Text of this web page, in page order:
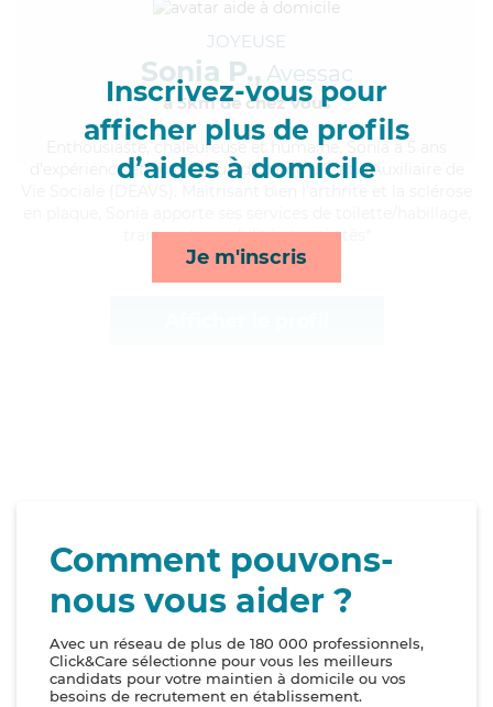
Inscrivez-vous pour
afficher plus de profils
d’aides à domicile
Je m'inscris
JOYEUSE
Sonia P., Avessac
à 5km de chez Vous
, chaleureuse et humaine, Sonia a 5 ans
d'expérience et possède un diplôme d'État d'Auxiliaire de
transports, mobilité et activités*
Comment pouvons-
nous vous aider ?
Avec un réseau de plus de 180 000 professionnels,
Click&Care sélectionne pour vous les meilleurs
candidats pour votre maintien à domicile ou vos
besoins de recrutement en établissement.